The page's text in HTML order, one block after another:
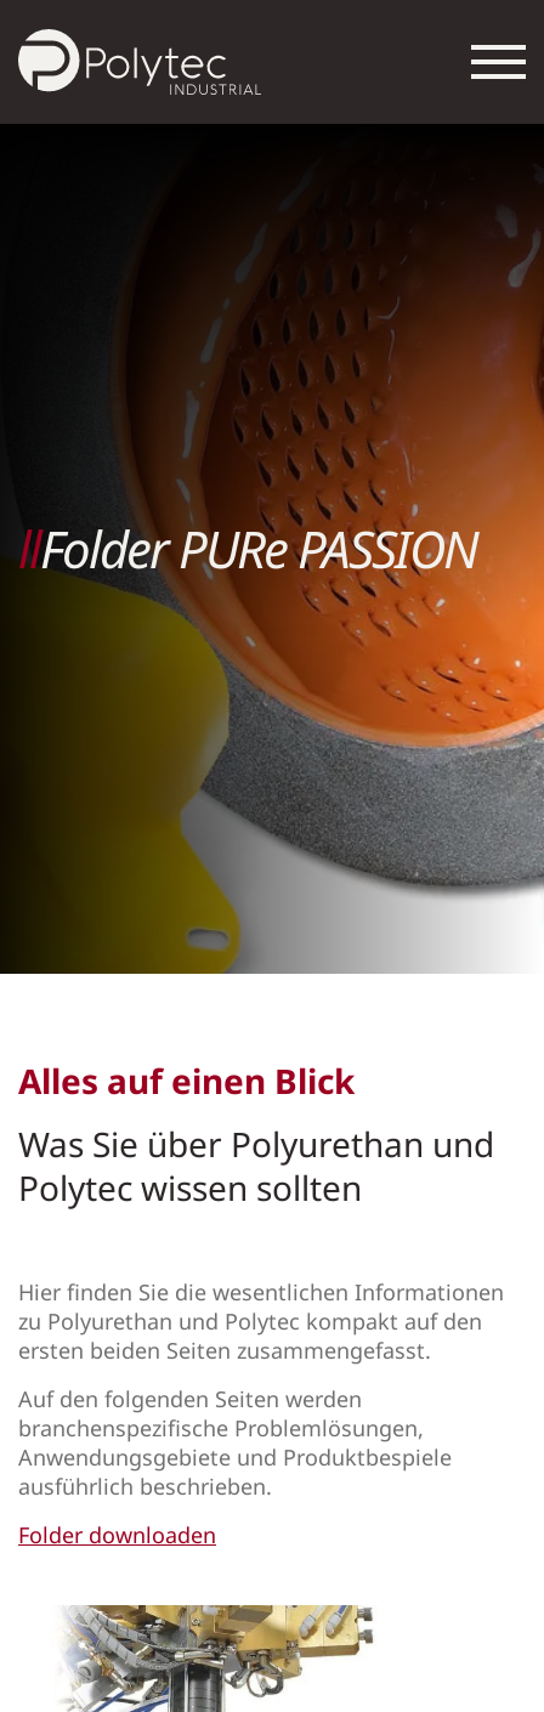
llFolder PURe PASSION
Alles auf einen Blick
Was Sie über Polyurethan und
Polytec wissen sollten
Hier finden Sie die wesentlichen Informationen
zu Polyurethan und Polytec kompakt auf den
ersten beiden Seiten zusammengefasst.
Auf den folgenden Seiten werden
branchenspezifische Problemlösungen,
Anwendungsgebiete und Produktbespiele
ausführlich beschrieben.
Folder downloaden